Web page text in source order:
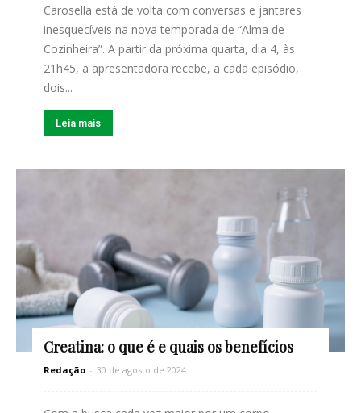
Carosella está de volta com conversas e jantares
inesquecíveis na nova temporada de “Alma de
Cozinheira”. A partir da próxima quarta, dia 4, às
21h45, a apresentadora recebe, a cada episódio,
dois...
Leia mais
Creatina: o que é e quais os benefícios
Redação - 30 de agosto de 2024